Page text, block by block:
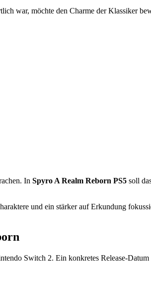
war, möchte den Charme der Klassiker
In Spyro A Realm Reborn PS5 soll
und ein stärker auf Erkundung
Switch 2. Ein konkretes Release-